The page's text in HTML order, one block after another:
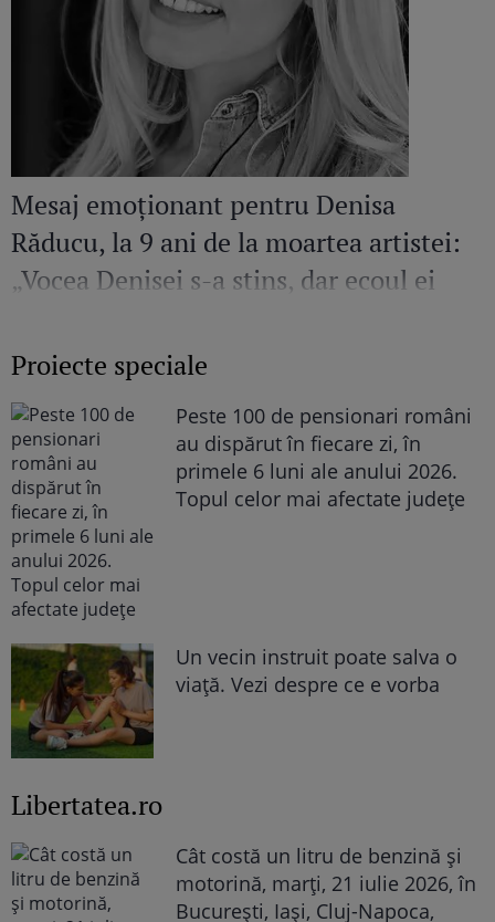
Mesaj emoționant pentru Denisa
Răducu, la 9 ani de la moartea artistei:
„Vocea Denisei s-a stins, dar ecoul ei
Proiecte speciale
Peste 100 de pensionari români
au dispărut în fiecare zi, în
primele 6 luni ale anului 2026.
Topul celor mai afectate județe
Un vecin instruit poate salva o
viață. Vezi despre ce e vorba
Libertatea.ro
Cât costă un litru de benzină și
motorină, marți, 21 iulie 2026, în
București, Iași, Cluj-Napoca,